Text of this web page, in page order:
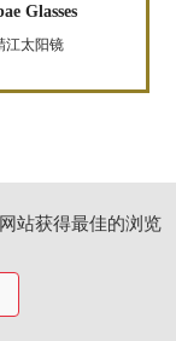
Glasses
江太阳镜
站获得最佳的浏览